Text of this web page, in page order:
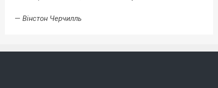
— Вінстон Черчилль